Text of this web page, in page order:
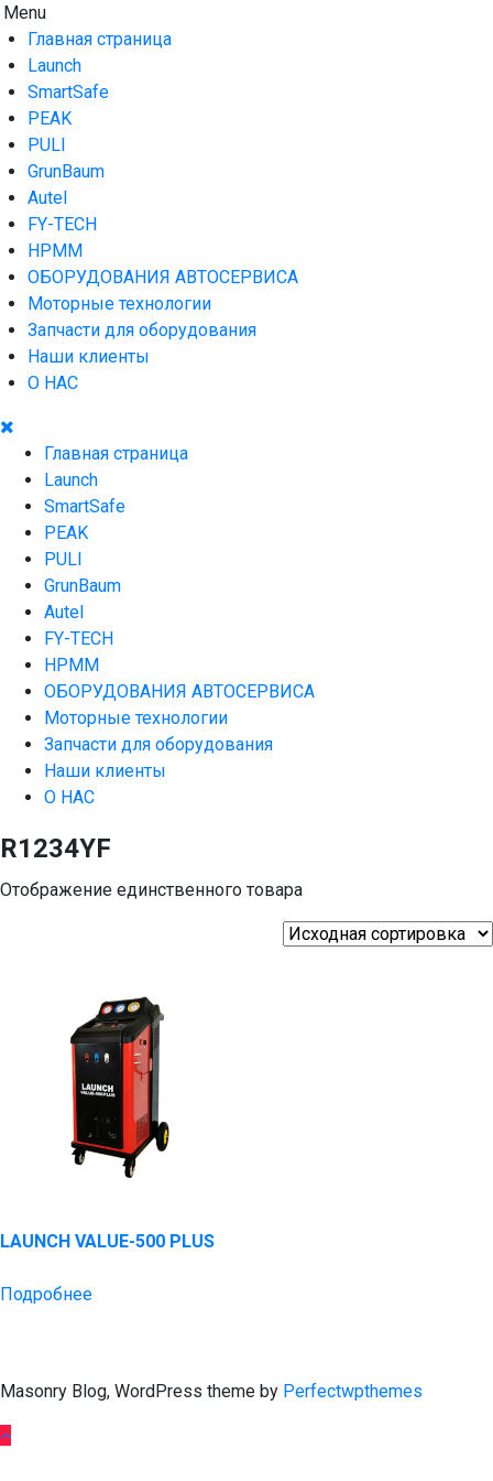
Skip
to
content
AUTO HOUSE
Технологии автосервиса — официальный дистрибьютор
Launch в Армении,Launch Armenia
Menu
Главная страница
Launch
SmartSafe
PEAK
PULI
GrunBaum
Autel
FY-TECH
HPMM
ОБОРУДОВАНИЯ АВТОСЕРВИСА
Моторные технологии
Запчасти для оборудования
Наши клиенты
О НАС
Главная страница
Launch
SmartSafe
PEAK
PULI
GrunBaum
Autel
FY-TECH
HPMM
ОБОРУДОВАНИЯ АВТОСЕРВИСА
Моторные технологии
Запчасти для оборудования
Наши клиенты
О НАС
R1234YF
Отображение единственного товара
LAUNCH VALUE-500 PLUS
Подробнее
Masonry Blog, WordPress theme by Perfectwpthemes